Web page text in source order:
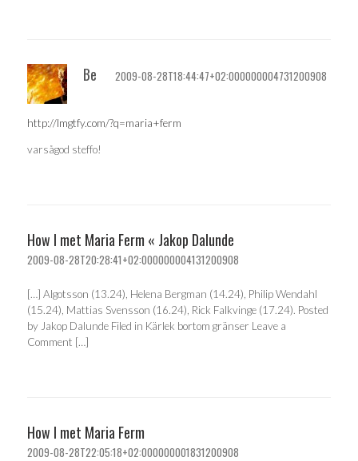
Be 2009-08-28T18:44:47+02:000000004731200908
http://lmgtfy.com/?q=maria+ferm
varsågod steffo!
How I met Maria Ferm « Jakop Dalunde
2009-08-28T20:28:41+02:000000004131200908
[…] Algotsson (13.24), Helena Bergman (14.24), Philip Wendahl
(15.24), Mattias Svensson (16.24), Rick Falkvinge (17.24). Posted
by Jakop Dalunde Filed in Kärlek bortom gränser Leave a
Comment […]
How I met Maria Ferm
2009-08-28T22:05:18+02:000000001831200908